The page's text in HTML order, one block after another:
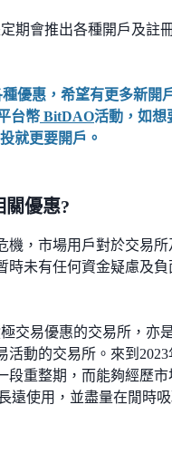
期會推出各種開戶及註
優惠，希望有更多新開
台幣 BitDAO活動，如想
就更要開戶。
優惠?
機，市場用戶對於交易所
時未有任何資金疑慮及負
交易優惠的交易所，亦
活動的交易所。來到2023
段重整期，而能夠經歷市
遠使用，並盡量在閒時